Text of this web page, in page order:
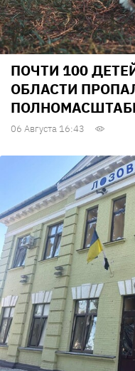
ПОЧТИ 100
ОБЛАСТИ
06 Августа 16:43